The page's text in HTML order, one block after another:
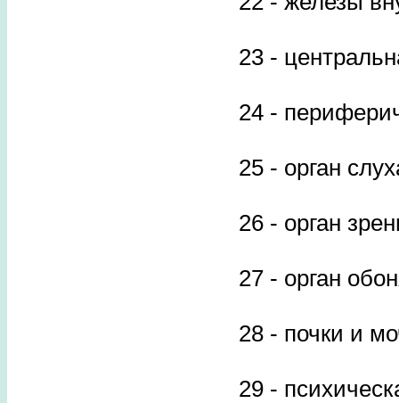
23 -
24 -
25 - орган
26 - орган
27 - орган
28 - почки и
29 -